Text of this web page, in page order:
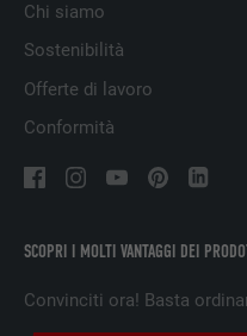
SCOPRI I MOLTI VANTAGGI DEI
Convinciti ora! Basta
Chi siamo
Sostenibilità
Offerte di lavoro
Conformità
DECORSO
PROVIDER